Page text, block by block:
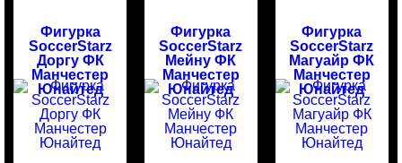
Фигурка
SoccerStarz
Доргу ФК
Манчестер
Юнайтед
Фигурка
SoccerStarz
Мейну ФК
Манчестер
Юнайтед
Фигурка
SoccerStarz
Магуайр ФК
Манчестер
Юнайтед